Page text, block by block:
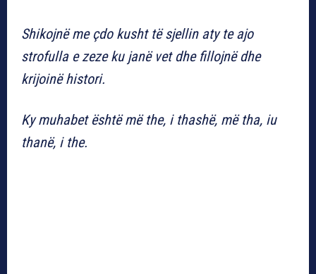
Shikojnë me çdo kusht të sjellin aty te ajo
strofulla e zeze ku janë vet dhe fillojnë dhe
krijoinë histori.
Ky muhabet është më the, i thashë, më tha, iu
thanë, i the.